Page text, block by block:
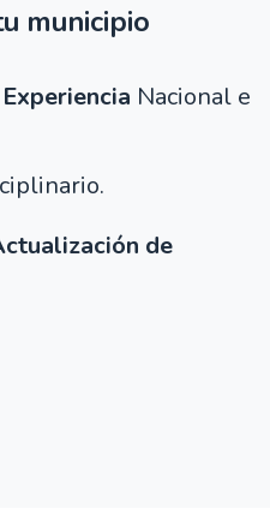
municipio
Nacional e
de